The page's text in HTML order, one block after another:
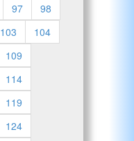
97
98
103
104
109
114
119
124